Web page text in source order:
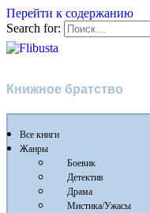
Перейти к содержанию
Search for:
Книжное братство
Все книги
Жанры
Боевик
Детектив
Драма
Мистика/Ужасы